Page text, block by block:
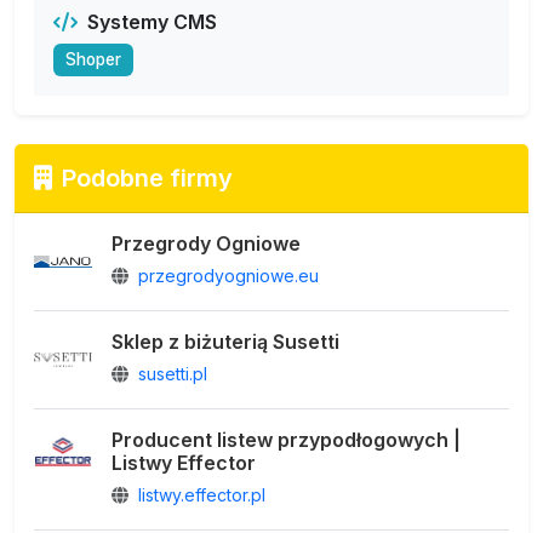
Systemy CMS
Shoper
Podobne firmy
Przegrody Ogniowe
przegrodyogniowe.eu
Sklep z biżuterią Susetti
susetti.pl
Producent listew przypodłogowych |
Listwy Effector
listwy.effector.pl